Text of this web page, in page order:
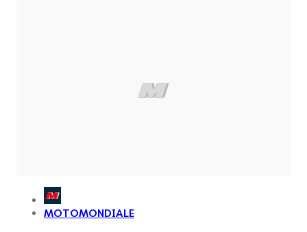
MOTOMONDIALE